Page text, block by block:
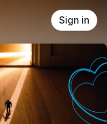
Sign in